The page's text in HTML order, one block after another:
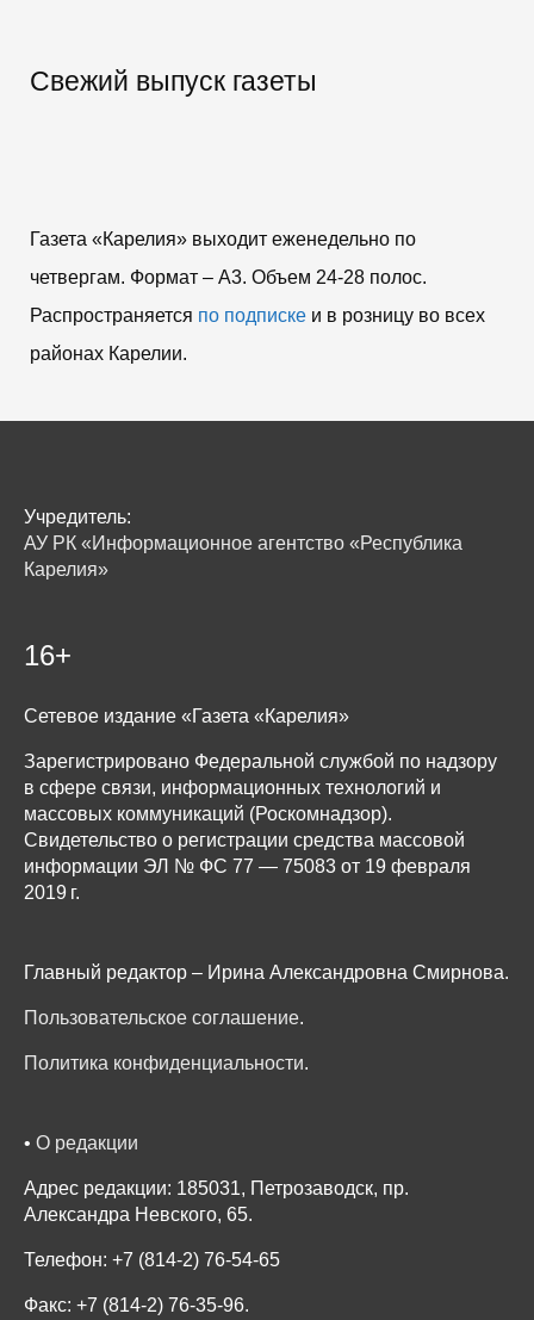
Свежий выпуск газеты
Газета «Карелия» выходит еженедельно по
четвергам. Формат – A3. Объем 24-28 полос.
Распространяется по подпискеи в розницу во всех
районах Карелии.
Учредитель:
АУ РК «Информационное агентство «Республика
Карелия»
16+
Сетевое издание «Газета «Карелия»
Зарегистрировано Федеральной службой по надзору
в сфере связи, информационных технологий и
массовых коммуникаций (Роскомнадзор).
Свидетельство о регистрации средства массовой
информации ЭЛ № ФС 77 — 75083 от 19 февраля
2019 г.
Главный редактор – Ирина Александровна Смирнова.
Пользовательское соглашение.
Политика конфиденциальности.
• О редакции
Адрес редакции: 185031, Петрозаводск, пр.
Александра Невского, 65.
Телефон: +7 (814-2) 76-54-65
Факс: +7 (814-2) 76-35-96.